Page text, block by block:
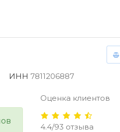
ИНН 7811206887
Оценка клиентов
4.4/93 отзыва